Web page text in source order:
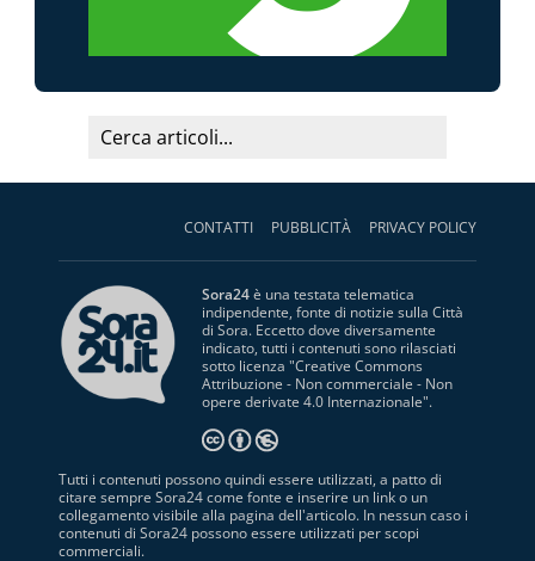
CONTATTI PUBBLICITÀ PRIVACY POLICY
Sora24è una testata telematica
indipendente, fonte di notizie sulla Città
di Sora. Eccetto dove diversamente
indicato, tutti i contenuti sono rilasciati
sotto licenza "Creative Commons
Attribuzione - Non commerciale - Non
opere derivate 4.0 Internazionale".
Tutti i contenuti possono quindi essere utilizzati, a patto di
citare sempre Sora24 come fonte e inserire un link o un
collegamento visibile alla pagina dell'articolo. In nessun caso i
contenuti di Sora24 possono essere utilizzati per scopi
commerciali.